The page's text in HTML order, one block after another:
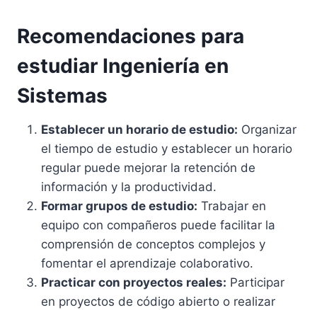
Recomendaciones para
estudiar Ingeniería en
Sistemas
Establecer un horario de estudio: Organizar
el tiempo de estudio y establecer un horario
regular puede mejorar la retención de
información y la productividad.
Formar grupos de estudio: Trabajar en
equipo con compañeros puede facilitar la
comprensión de conceptos complejos y
fomentar el aprendizaje colaborativo.
Practicar con proyectos reales: Participar
en proyectos de código abierto o realizar